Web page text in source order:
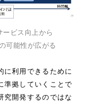
ビス向上から
可能性が広がる
に利用できるために
準拠していくことで
究開発するのではな